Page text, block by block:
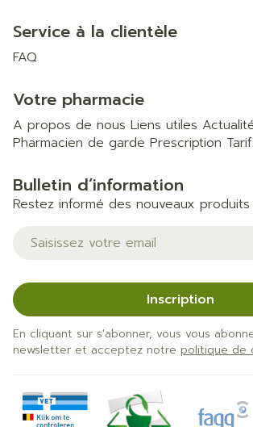
Service à la clientèle
FAQ
Votre pharmacie
A propos de nous Liens utiles
Pharmacien de garde Prescription
Bulletin d’information
Restez informé des nouveaux
Adresse mail
Inscription
En cliquant sur s'abonner, vous vous
newsletter et acceptez notre politique de